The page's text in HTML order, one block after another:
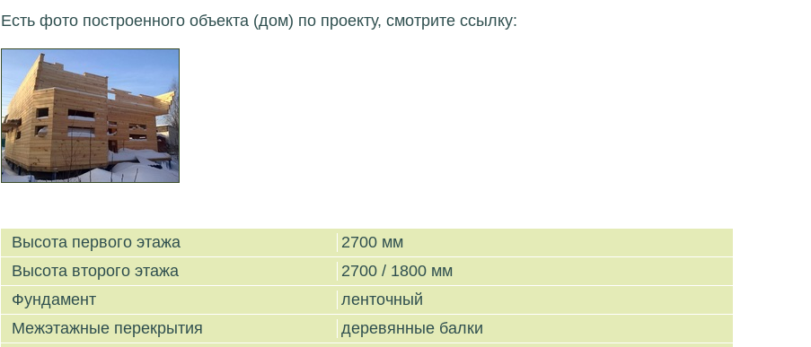
Есть фото построенного объекта (дом) по проекту, смотрите ссылку:
Высота первого этажа
2700 мм
Высота второго этажа
2700 / 1800 мм
Фундамент
ленточный
Межэтажные перекрытия
деревянные балки